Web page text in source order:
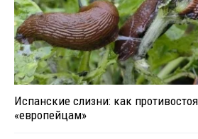
Испанские слизни: как
«европейцам»